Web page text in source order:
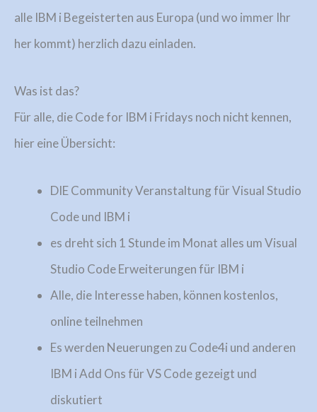
alle IBM i Begeisterten aus Europa (und wo immer Ihr
her kommt) herzlich dazu einladen.
Was ist das?
Für alle, die Code for IBM i Fridays noch nicht kennen,
hier eine Übersicht:
DIE Community Veranstaltung für Visual Studio
Code und IBM i
es dreht sich 1 Stunde im Monat alles um Visual
Studio Code Erweiterungen für IBM i
Alle, die Interesse haben, können kostenlos,
online teilnehmen
Es werden Neuerungen zu Code4i und anderen
IBM i Add Ons für VS Code gezeigt und
diskutiert